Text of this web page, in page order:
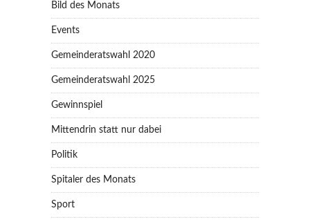
Bild des Monats
Events
Gemeinderatswahl 2020
Gemeinderatswahl 2025
Gewinnspiel
Mittendrin statt nur dabei
Politik
Spitaler des Monats
Sport